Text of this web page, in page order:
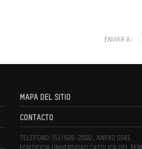
ENVIAR A:
MAPA DEL SITIO
CONTACTO
TELÉFONO: (51) 626-2000 , ANEXO 5581